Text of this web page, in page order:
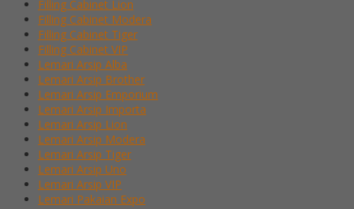
Filling Cabinet Lion
Filling Cabinet Modera
Filling Cabinet Tiger
Filling Cabinet VIP
Lemari Arsip Alba
Lemari Arsip Brother
Lemari Arsip Emporium
Lemari Arsip Importa
Lemari Arsip Lion
Lemari Arsip Modera
Lemari Arsip Tiger
Lemari Arsip Uno
Lemari Arsip VIP
Lemari Pakaian Expo